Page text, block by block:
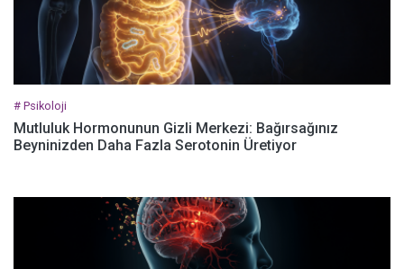
# Psikoloji
Mutluluk Hormonunun Gizli Merkezi: Bağırsağınız
Beyninizden Daha Fazla Serotonin Üretiyor